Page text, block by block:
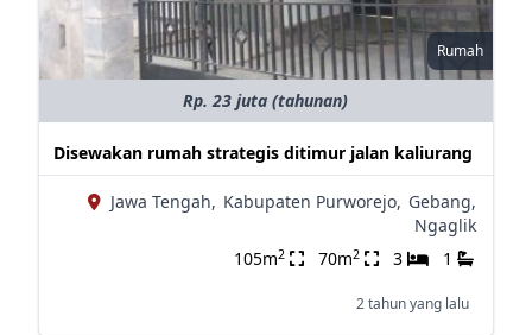
Rumah
Rp. 23 juta (tahunan)
Disewakan rumah strategis ditimur jalan kaliurang
Jawa Tengah, Kabupaten Purworejo, Gebang,
Ngaglik
105m2 70m2 3 1
2 tahun yang lalu